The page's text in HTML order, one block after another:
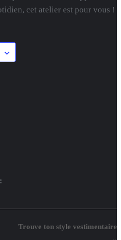
cet atelier est pour vous !
Trouve ton style vestimentaire